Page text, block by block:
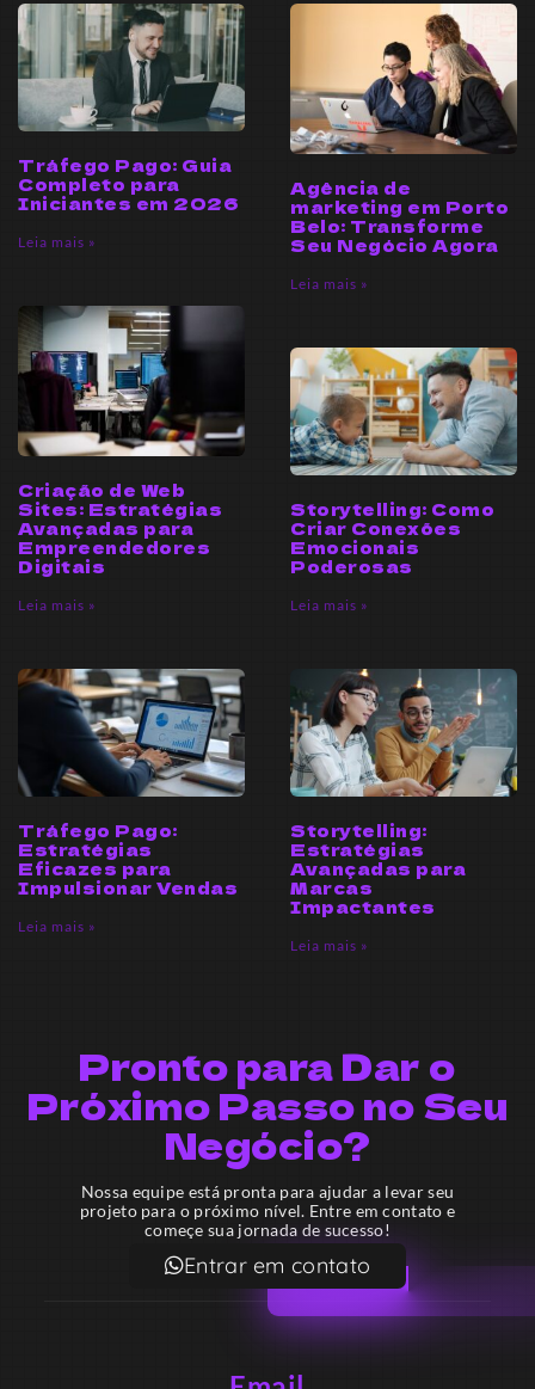
Tráfego Pago: Guia
Completo para
Iniciantes em 2026
Leia mais »
Agência de
marketing em Porto
Belo: Transforme
Seu Negócio Agora
Leia mais »
Criação de Web
Sites: Estratégias
Avançadas para
Empreendedores
Digitais
Leia mais »
Storytelling: Como
Criar Conexões
Emocionais
Poderosas
Leia mais »
Tráfego Pago:
Estratégias
Eficazes para
Impulsionar Vendas
Leia mais »
Storytelling:
Estratégias
Avançadas para
Marcas
Impactantes
Leia mais »
Pronto para Dar o
Próximo Passo no Seu
Negócio?
Nossa equipe está pronta para ajudar a levar seu
projeto para o próximo nível. Entre em contato e
começe sua jornada de sucesso!
Entrar em contato